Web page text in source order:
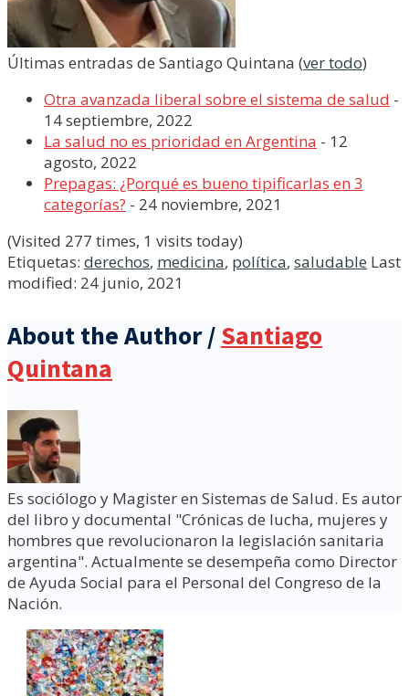
Últimas entradas de Santiago Quintana (ver todo)
Otra avanzada liberal sobre el sistema de salud -
14 septiembre, 2022
La salud no es prioridad en Argentina - 12
agosto, 2022
Prepagas: ¿Porqué es bueno tipificarlas en 3
categorías? - 24 noviembre, 2021
(Visited 277 times, 1 visits today)
Etiquetas: derechos, medicina, política, saludable Last
modified: 24 junio, 2021
About the Author /Santiago
Quintana
Es sociólogo y Magister en Sistemas de Salud. Es autor
del libro y documental "Crónicas de lucha, mujeres y
hombres que revolucionaron la legislación sanitaria
argentina". Actualmente se desempeña como Director
de Ayuda Social para el Personal del Congreso de la
Nación.